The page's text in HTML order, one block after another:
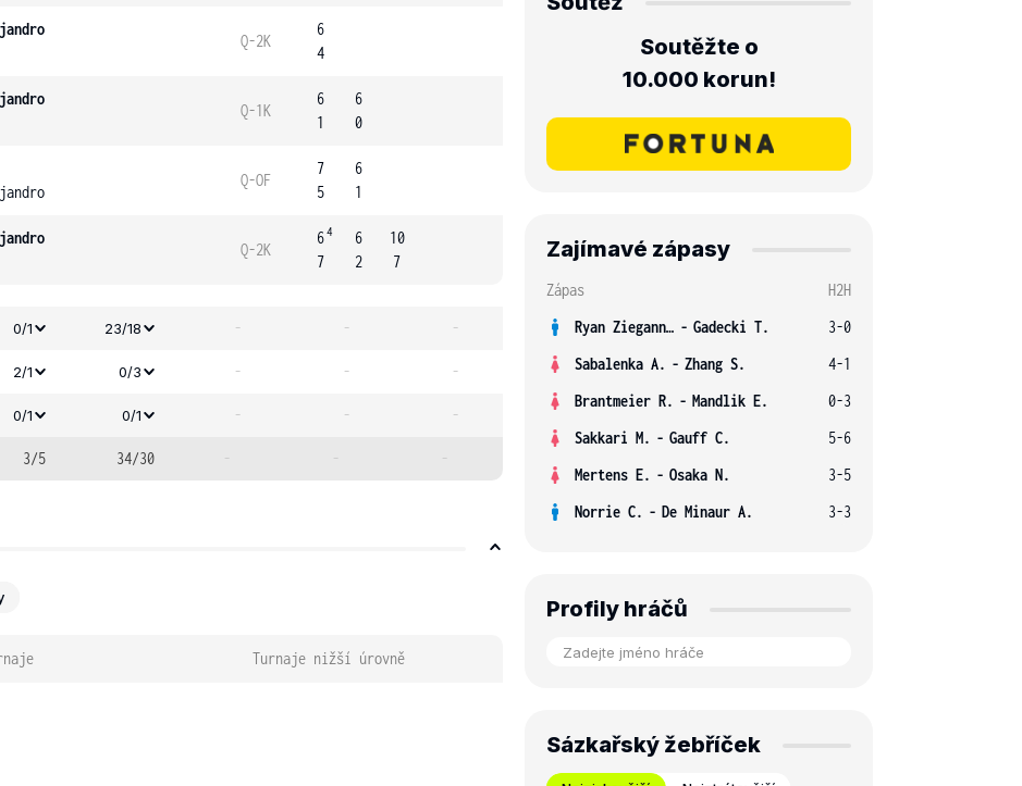
Q-2K
6
4
Q-1K
6
1
6
0
Q-OF
7
5
6
1
Q-2K
64
7
6
2
10
7
0/1 23/18 - - -
2/1 0/3 - - -
0/1 0/1 - - -
3/5 34/30 - - -
Turnaje nižší úrovně
Soutěžte o
10.000 korun!
Zajímavé zápasy
Zápas
H2H
Ryan Ziegann S. - Gadecki T.
3-0
Sabalenka A. - Zhang S.
4-1
Brantmeier R. - Mandlik E.
0-3
Sakkari M. - Gauff C.
5-6
Mertens E. - Osaka N.
3-5
Norrie C. - De Minaur A. 3-3
Profily hráčů
Sázkařský žebříček